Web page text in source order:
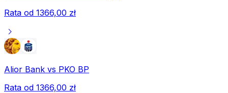
Rata od 1366,00 zł
chevron_right
Alior Bank vs PKO BP
Rata od 1366,00 zł